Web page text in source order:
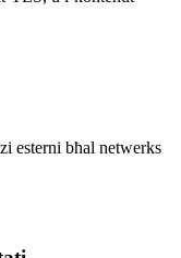
esterni bħal netwerks